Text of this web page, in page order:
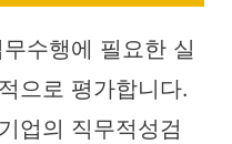
수행에 필요한 실
으로 평가합니다.
업의 직무적성검